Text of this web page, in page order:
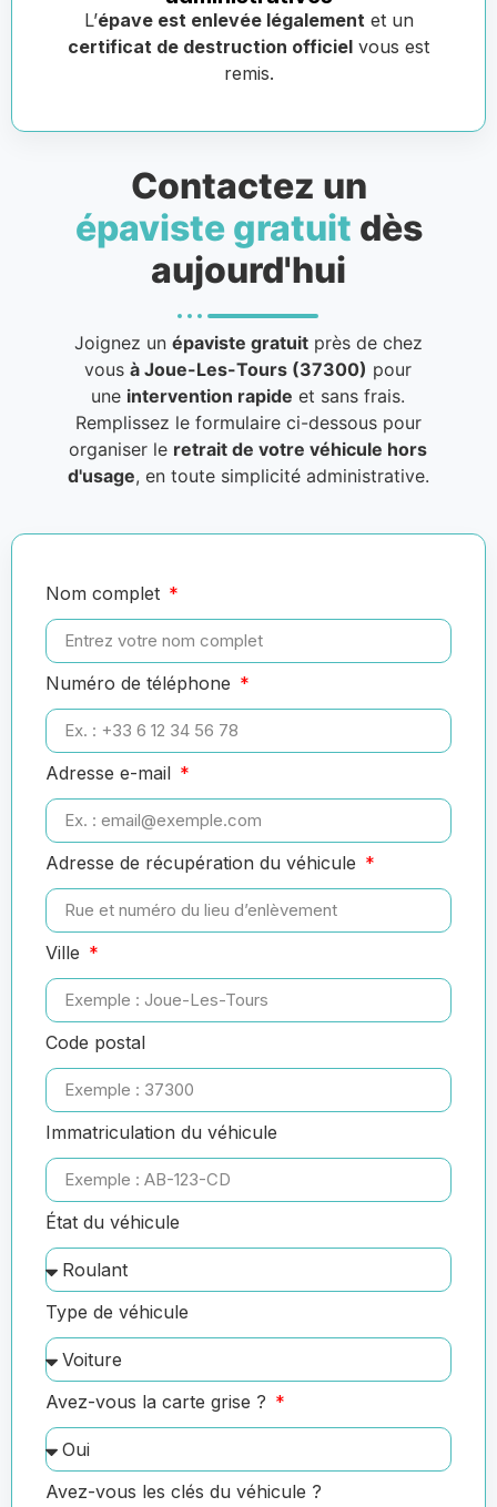
L’épave est enlevée légalement et un
certificat de destruction officiel vous est
remis.
Contactez un
épaviste gratuit dès
aujourd'hui
Joignez un épaviste gratuitprès de chez
vousà Joue-Les-Tours (37300) pour
une intervention rapide et sans frais.
Remplissez le formulaire ci-dessous pour
organiser le retrait de votre véhicule hors
d'usage, en toute simplicité administrative.
Nom complet
Numéro de téléphone
Adresse e-mail
Adresse de récupération du véhicule
Ville
Code postal
Immatriculation du véhicule
État du véhicule
Type de véhicule
Avez-vous la carte grise ?
Avez-vous les clés du véhicule ?